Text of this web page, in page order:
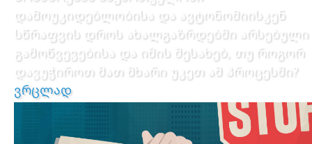
დამოუკიდებლობისა და ავტონომიისკენ
სწრაფვის დროს ახალგაზრდებში არსებული
გამოწვევებისა და იმის შესახებ, თუ როგორ
დავუჭიროთ მათ მხარი უკეთ ამ პროცესში?
ვრცლად